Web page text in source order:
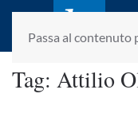
Passa al contenuto
Tag: Attilio